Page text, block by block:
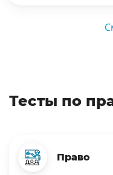
Тесты по
Право